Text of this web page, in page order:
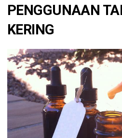
PENGGUNAAN
KERING